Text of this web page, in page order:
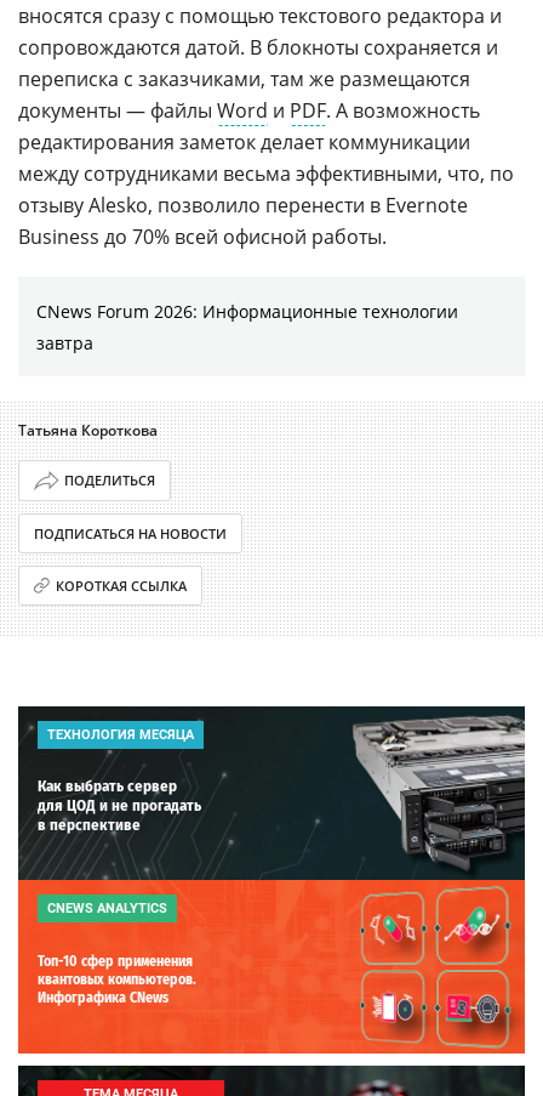
вносятся сразу с помощью текстового редактора и
сопровождаются датой. В блокноты сохраняется и
переписка с заказчиками, там же размещаются
документы — файлы Word и PDF. А возможность
редактирования заметок делает коммуникации
между сотрудниками весьма эффективными, что, по
отзыву Alesko, позволило перенести в Evernote
Business до 70% всей офисной работы.
CNews Forum 2026: Информационные технологии
завтра
Татьяна Короткова
ПОДЕЛИТЬСЯ
ПОДПИСАТЬСЯ НА НОВОСТИ
КОРОТКАЯ ССЫЛКА
ТЕХНОЛОГИЯ МЕСЯЦА
Как выбрать сервер
для ЦОД и не прогадать
в перспективе
CNEWS ANALYTICS
Топ-10 сфер применения
квантовых компьютеров.
Инфографика CNews